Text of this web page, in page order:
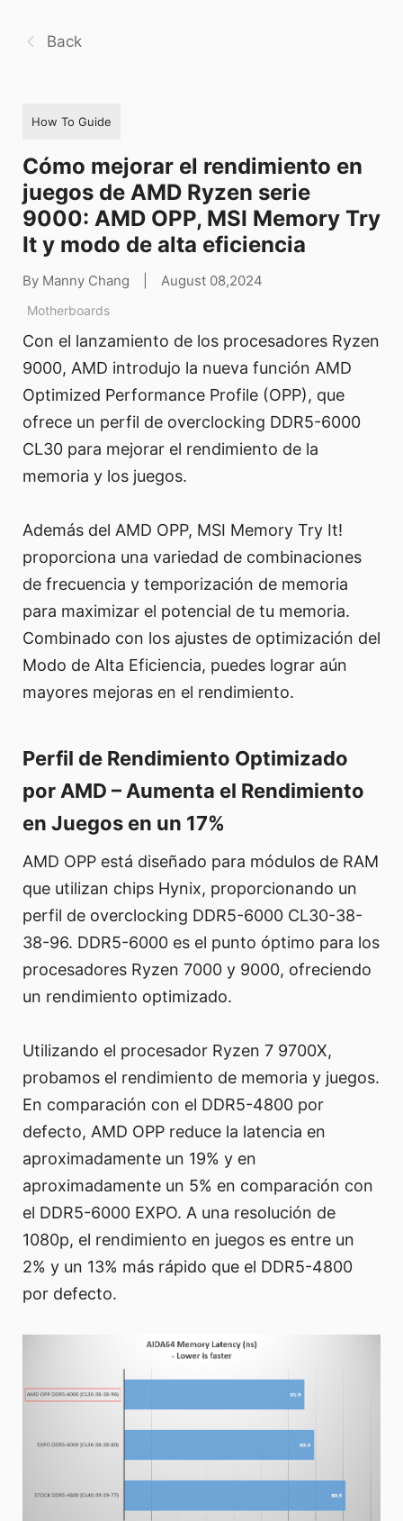
Back
How To Guide
Cómo mejorar el rendimiento en
juegos de AMD Ryzen serie
9000: AMD OPP, MSI Memory Try
It y modo de alta eficiencia
By Manny Chang August 08,2024
Motherboards
Con el lanzamiento de los procesadores Ryzen
9000, AMD introdujo la nueva función AMD
Optimized Performance Profile (OPP), que
ofrece un perfil de overclocking DDR5-6000
CL30 para mejorar el rendimiento de la
memoria y los juegos.
Además del AMD OPP, MSI Memory Try It!
proporciona una variedad de combinaciones
de frecuencia y temporización de memoria
para maximizar el potencial de tu memoria.
Combinado con los ajustes de optimización del
Modo de Alta Eficiencia, puedes lograr aún
mayores mejoras en el rendimiento.
Perfil de Rendimiento Optimizado
por AMD – Aumenta el Rendimiento
en Juegos en un 17%
AMD OPP está diseñado para módulos de RAM
que utilizan chips Hynix, proporcionando un
perfil de overclocking DDR5-6000 CL30-38-
38-96. DDR5-6000 es el punto óptimo para los
procesadores Ryzen 7000 y 9000, ofreciendo
un rendimiento optimizado.
Utilizando el procesador Ryzen 7 9700X,
probamos el rendimiento de memoria y juegos.
En comparación con el DDR5-4800 por
defecto, AMD OPP reduce la latencia en
aproximadamente un 19% y en
aproximadamente un 5% en comparación con
el DDR5-6000 EXPO. A una resolución de
1080p, el rendimiento en juegos es entre un
2% y un 13% más rápido que el DDR5-4800
por defecto.